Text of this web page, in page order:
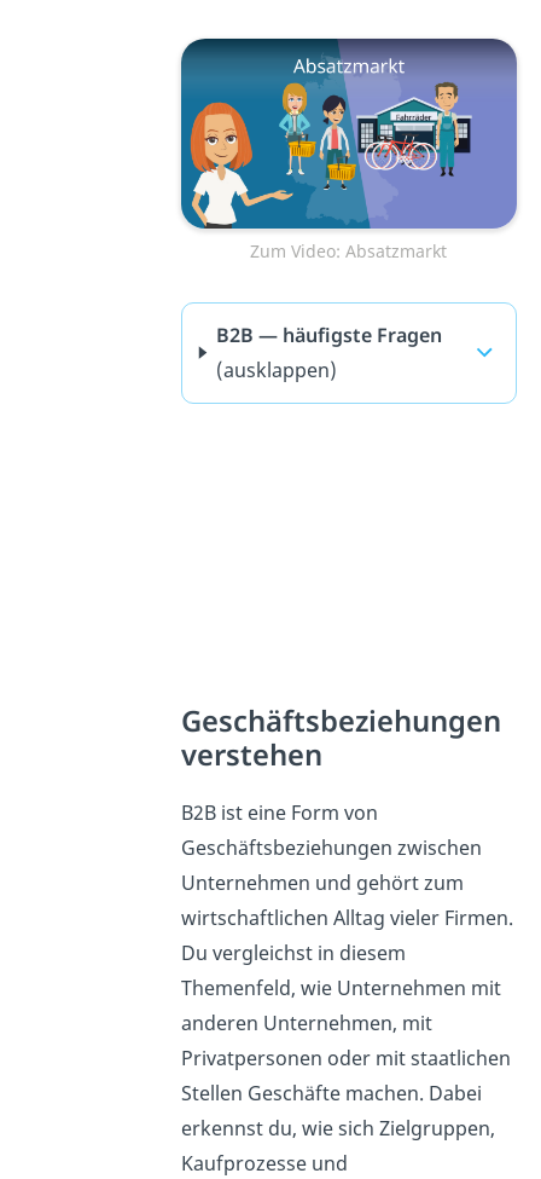
Zum Video: Absatzmarkt
B2B — häufigste Fragen
(ausklappen)
Geschäftsbeziehungen
verstehen
B2B ist eine Form von
Geschäftsbeziehungen zwischen
Unternehmen und gehört zum
wirtschaftlichen Alltag vieler Firmen.
Du vergleichst in diesem
Themenfeld, wie Unternehmen mit
anderen Unternehmen, mit
Privatpersonen oder mit staatlichen
Stellen Geschäfte machen. Dabei
erkennst du, wie sich Zielgruppen,
Kaufprozesse und